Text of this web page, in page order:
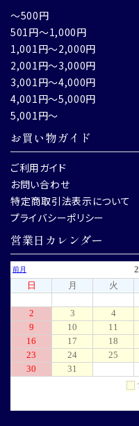
～500円
501円～1,000円
1,001円～2,000円
2,001円～3,000円
3,001円～4,000円
4,001円～5,000円
5,001円～
お買い物ガイド
ご利用ガイド
お問い合わせ
特定商取引法表示について
プライバシーポリシー
営業日カレンダー